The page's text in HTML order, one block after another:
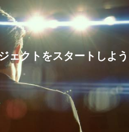
ェクトをスタートしよう